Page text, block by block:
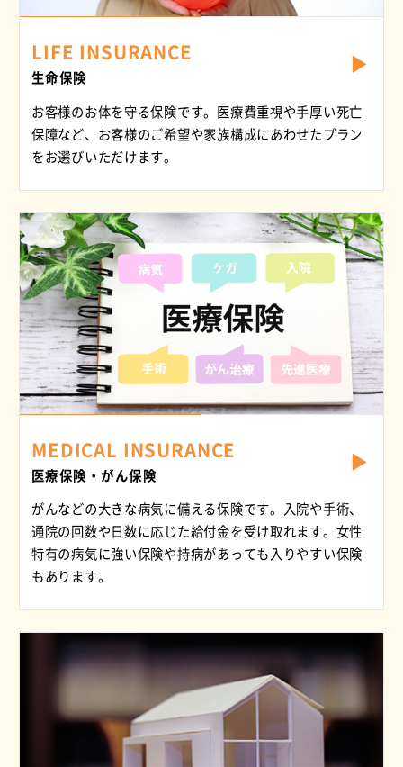
LIFE INSURANCE
生命保険
お客様のお体を守る保険です。医療費重視や手厚い死亡
保障など、お客様のご希望や家族構成にあわせたプラン
をお選びいただけます。
MEDICAL INSURANCE
医療保険・がん保険
がんなどの大きな病気に備える保険です。入院や手術、
通院の回数や日数に応じた給付金を受け取れます。女性
特有の病気に強い保険や持病があっても入りやすい保険
もあります。